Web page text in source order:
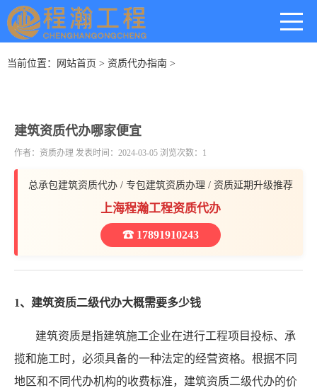
当前位置： 网站首页 > 资质代办指南 >
建筑资质代办哪家便宜
作者：资质办理 发表时间：2024-03-05 浏览次数：1
总承包建筑资质代办 / 专包建筑资质办理 / 资质延期升级推荐
上海程瀚工程资质代办
☎ 17891910243
1、建筑资质二级代办大概需要多少钱
建筑资质是指建筑施工企业在进行工程项目投标、承
揽和施工时，必须具备的一种法定的经营资格。根据不同
地区和不同代办机构的收费标准，建筑资质二级代办的价